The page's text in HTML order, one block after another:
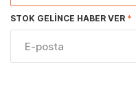
STOK GELINCE HABER VER